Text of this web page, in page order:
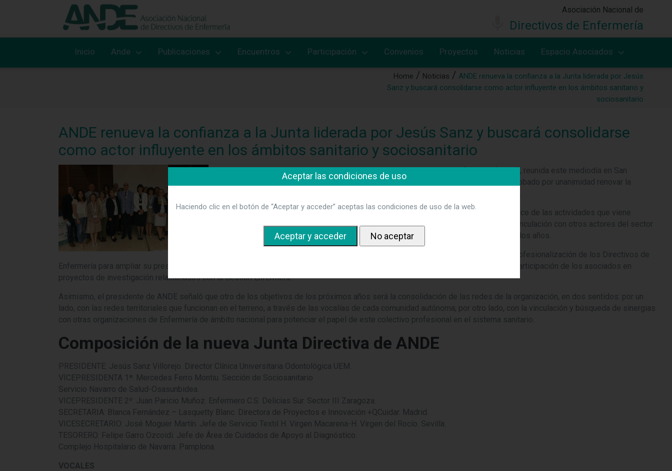
Asociación Nacional de
Directivos de Enfermería
Inicio Ande Publicaciones Encuentros Participación Convenios Proyectos Noticias Espacio Asociados
Home Noticias
ANDE renueva la confianza a la Junta liderada por Jesús
Sanz y buscará consolidarse como actor influyente en los ámbitos sanitario y
sociosanitario
ANDE renueva la confianza a la Junta liderada por Jesús Sanz y buscará consolidarse
como actor influyente en los ámbitos sanitario y sociosanitario
La Asamblea de socios de la Asociación Nacional de Directivos de Enfermería (ANDE), reunida este mediodía en San
Sebastián en el marco de las 29 Jornadas Nacionales de Enfermeras Gestoras, ha aprobado por unanimidad renovar la
En la Asamblea Extraordinaria convocada para renovar las autoridades, Sanz hizo balance de las actividades que viene
desarrollando ANDE, con un crecimiento sostenido en cantidad de asociados y en la vinculación con otros actores del sector
sociosanitario, y fijó los objetivos prioritarios para el nuevo mandato de los próximos dos años.
Entre esos objetivos, destacó la importancia estratégica de seguir trabajando por la profesionalización de los Directivos de
Enfermería para ampliar su presencia e influencia como actor influyente en el sistema sanitario, así como facilitar la colaboración y participación de los asociados en
proyectos de investigación relacionados con la Gestión Enfermera.
Asimismo, el presidente de ANDE señaló que otro de los objetivos de los próximos años será la consolidación de las redes de la organización, en dos sentidos: por un
lado, con las redes territoriales que funcionan en el terreno, a través de las vocalías de cada comunidad autónoma; por otro lado, con la vinculación y búsqueda de sinergias
con otras organizaciones de Enfermería de ámbito nacional para potenciar el papel de este colectivo profesional en el sistema sanitario.
Composición de la nueva Junta Directiva de ANDE
PRESIDENTE: Jesús Sanz Villorejo. Director Clínica Universitaria Odontológica UEM.
VICEPRESIDENTA 1ª: Mercedes Ferro Montiu. Sección de Sociosanitario
Servicio Navarro de Salud-Osasunbidea.
VICEPRESIDENTE 2º: Juan Paricio Muñoz. Enfermero C.S. Delicias Sur. Sector III Zaragoza.
SECRETARIA: Blanca Fernández – Lasquetty Blanc. Directora de Proyectos e Innovación +QCuidar. Madrid.
VICESECRETARIO: José Moguer Martín. Jefe de Servicio Textil H. Virgen Macarena-H. Virgen del Rocío. Sevilla.
TESORERO: Felipe Garro Ozcoidi. Jefe de Área de Cuidados de Apoyo al Diagnóstico.
Complejo Hospitalario de Navarra. Pamplona.
VOCALES
Aceptar las condiciones de uso
Haciendo clic en el botón de “Aceptar y acceder” aceptas las condiciones de uso de la web.